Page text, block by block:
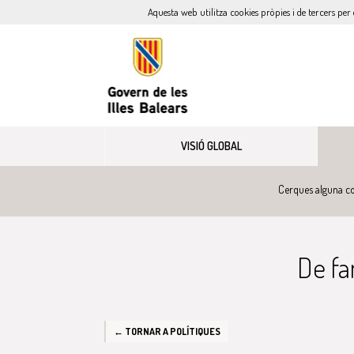
Aquesta web utilitza cookies pròpies i de tercers
VISIÓ GLOBAL
Cerques alguna
← TORNAR A POLÍTIQUES
De